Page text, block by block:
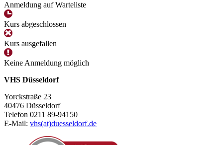
Anmeldung auf Warteliste
Kurs abgeschlossen
Kurs ausgefallen
Keine Anmeldung möglich
VHS Düsseldorf
Yorckstraße 23
40476 Düsseldorf
Telefon 0211 89-94150
E-Mail: vhs(at)duesseldorf.de